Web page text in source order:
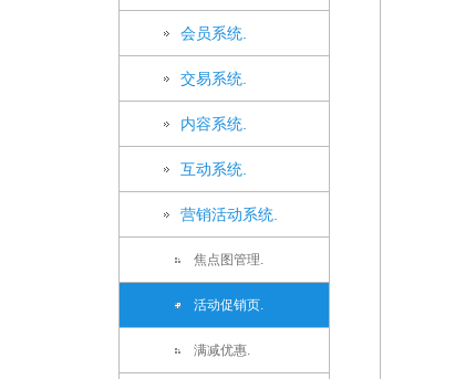
会员系统.
交易系统.
内容系统.
互动系统.
营销活动系统.
焦点图管理.
活动促销页.
满减优惠.